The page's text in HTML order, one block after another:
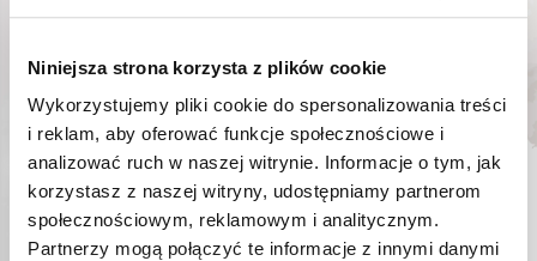
Niniejsza strona korzysta z plików cookie
Wykorzystujemy pliki cookie do spersonalizowania treści
i reklam, aby oferować funkcje społecznościowe i
analizować ruch w naszej witrynie. Informacje o tym, jak
korzystasz z naszej witryny, udostępniamy partnerom
społecznościowym, reklamowym i analitycznym.
Partnerzy mogą połączyć te informacje z innymi danymi
DODAJ DO KOSZYKA DODAJ DO KOSZYKA